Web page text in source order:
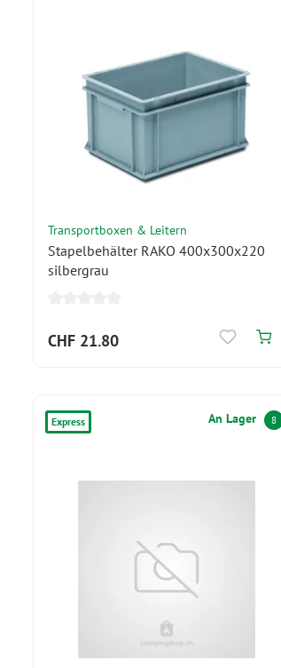
Transportboxen & Leitern
Stapelbehälter RAKO 400x300x220
silbergrau
CHF 21.80
Express An Lager 8